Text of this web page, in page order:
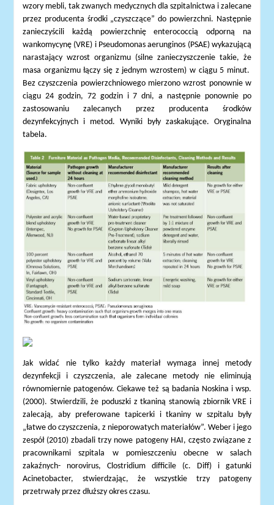
wzory mebli, tak zwanych medycznych dla szpitalnictwa i zalecane
przez producenta środki „czyszczące” do powierzchni. Następnie
zanieczyścili każdą powierzchnię enterococcią odporną na
wankomycynę (VRE) i Pseudomonas aerunginos (PSAE) wykazującą
narastający wzrost organizmu (silne zanieczyszczenie takie, że
masa organizmu łączy się z jednym wzrostem) w ciągu 5 minut.
Bez czyszczenia powierzchniowego mierzono wzrost ponownie w
ciągu 24 godzin, 72 godzin i 7 dni, a następnie ponownie po
zastosowaniu zalecanych przez producenta środków
dezynfekcyjnych i metod. Wyniki były zaskakujące. Oryginalna
tabela.
Jak widać nie tylko każdy materiał wymaga innej metody
dezynfekcji i czyszczenia, ale zalecane metody nie eliminują
równomiernie patogenów. Ciekawe też są badania Noskina i wsp.
(2000). Stwierdzili, że poduszki z tkaniną stanowią zbiornik VRE i
zalecają, aby preferowane tapicerki i tkaniny w szpitalu były
„łatwe do czyszczenia, z nieporowatych materiałów”. Weber i jego
zespół (2010) zbadali trzy nowe patogeny HAI, często związane z
pracownikami szpitala w pomieszczeniu obecne w salach
zakaźnych- norovirus, Clostridium difficile (c. Diff) i gatunki
Acinetobacter, stwierdzając, że wszystkie trzy patogeny
przetrwały przez dłuższy okres czasu.